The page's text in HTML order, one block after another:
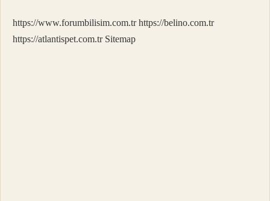
https://www.forumbilisim.com.tr https://belino.com.tr
https://atlantispet.com.tr Sitemap